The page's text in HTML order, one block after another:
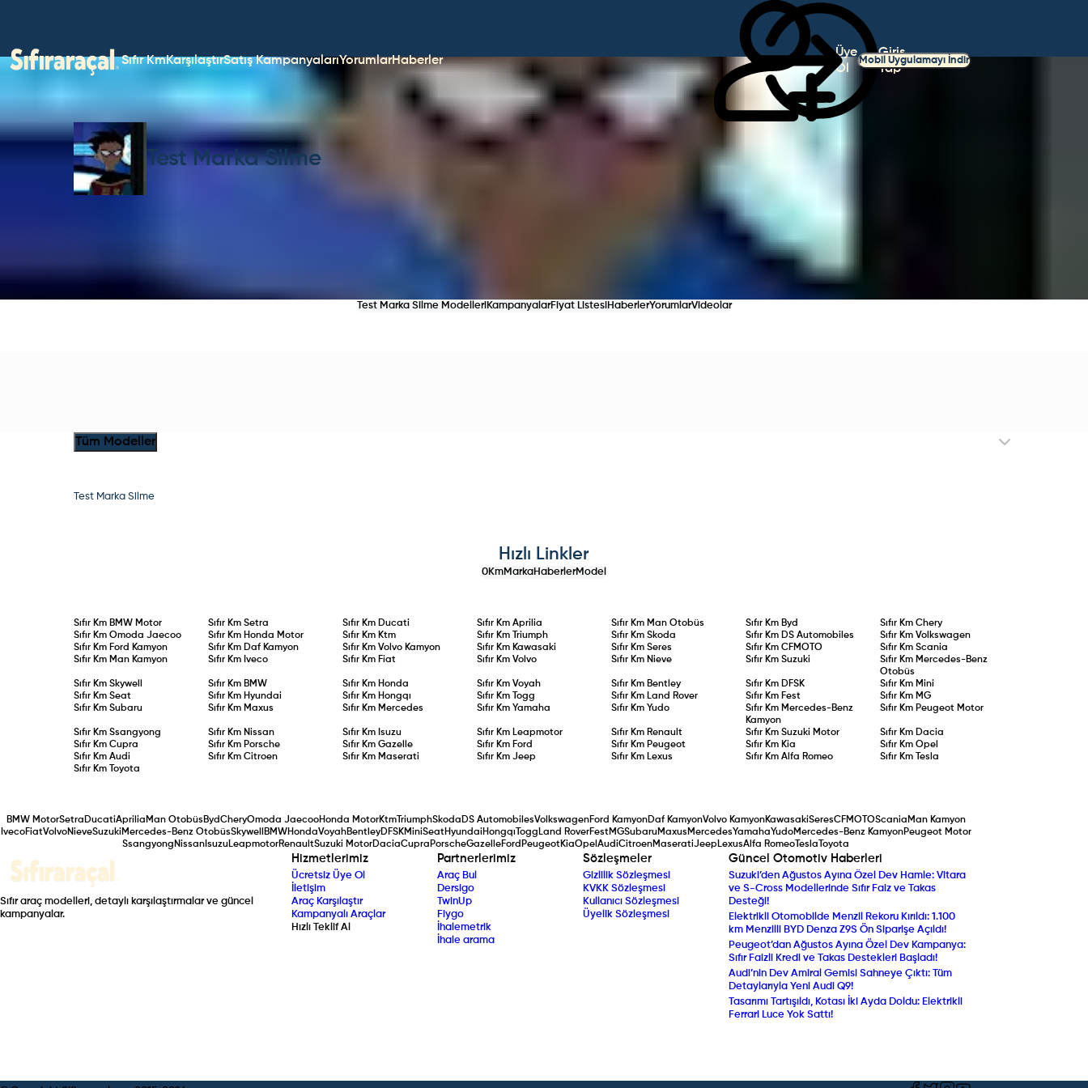
Sıfır KmKarşılaştırSatış KampanyalarıYorumlarHaberler
Üye
Ol
Giriş
Yap
Mobil Uygulamayı İndir
Test Marka Silme
Test Marka Silme Modelleri KampanyalarFiyat Listesi HaberlerYorumlarVideolar
Tüm Modeller
Test Marka Silme
Hızlı Linkler
0KmMarkaHaberlerModel
Sıfır Km BMW Motor Sıfır KmSetra Sıfır Km Ducati Sıfır Km Aprilia Sıfır Km Man Otobüs Sıfır Km Byd Sıfır Km Chery
Sıfır KmOmoda Jaecoo Sıfır Km Honda Motor Sıfır Km Ktm Sıfır Km Triumph Sıfır Km Skoda Sıfır Km DS Automobiles Sıfır Km Volkswagen
Sıfır Km Ford Kamyon Sıfır Km Daf Kamyon Sıfır KmVolvo Kamyon Sıfır Km Kawasaki Sıfır Km Seres Sıfır Km CFMOTO Sıfır Km Scania
Sıfır Km Man Kamyon Sıfır Km Iveco Sıfır Km Fiat Sıfır Km Volvo Sıfır Km Nieve Sıfır Km Suzuki Sıfır Km Mercedes-Benz
Otobüs
Sıfır KmSkywell Sıfır Km BMW Sıfır Km Honda Sıfır Km Voyah Sıfır Km Bentley Sıfır Km DFSK Sıfır Km Mini
Sıfır KmSeat Sıfır Km Hyundai Sıfır Km Hongqı Sıfır Km Togg Sıfır Km Land Rover Sıfır Km Fest Sıfır Km MG
Sıfır KmSubaru Sıfır Km Maxus Sıfır Km Mercedes Sıfır Km Yamaha Sıfır Km Yudo Sıfır Km Mercedes-Benz
Kamyon
Sıfır Km Peugeot Motor
Sıfır KmSsangyong Sıfır Km Nissan Sıfır Km Isuzu Sıfır Km Leapmotor Sıfır Km Renault Sıfır Km Suzuki Motor Sıfır Km Dacia
Sıfır KmCupra Sıfır Km Porsche Sıfır KmGazelle Sıfır Km Ford Sıfır Km Peugeot Sıfır Km Kia Sıfır Km Opel
Sıfır KmAudi Sıfır KmCitroen Sıfır Km Maserati Sıfır Km Jeep Sıfır Km Lexus Sıfır Km Alfa Romeo Sıfır Km
Tesla
Sıfır Km
Toyota
BMW MotorSetra DucatiAprilia Man Otobüs BydCheryOmoda JaecooHonda MotorKtmTriumphSkoda DS AutomobilesVolkswagenFord KamyonDaf KamyonVolvo KamyonKawasakiSeresCFMOTOScania Man Kamyon
IvecoFiatVolvoNieveSuzuki Mercedes-Benz OtobüsSkywell BMWHondaVoyahBentleyDFSKMiniSeatHyundai Hongqı Togg Land RoverFestMGSubaruMaxus MercedesYamahaYudoMercedes-Benz KamyonPeugeot Motor
Ssangyong Nissan IsuzuLeapmotorRenaultSuzuki MotorDaciaCupra PorscheGazelleFord PeugeotKiaOpel AudiCitroenMaseratiJeep LexusAlfa Romeo Tesla Toyota
Sıfır araç modelleri, detaylı karşılaştırmalar ve güncel
kampanyalar.
Hizmetlerimiz
Ücretsiz Üye Ol
İletişim
Araç Karşılaştır
Kampanyalı Araçlar
Hızlı Teklif Al
Partnerlerimiz
Araç Bul
Dersigo
TwinUp
Fiygo
İhalemetrik
İhale arama
Sözleşmeler
Gizlilik Sözleşmesi
KVKK Sözleşmesi
Kullanıcı Sözleşmesi
Üyelik Sözleşmesi
Güncel Otomotiv Haberleri
Suzuki’den Ağustos Ayına Özel Dev Hamle: Vitara
ve S-Cross Modellerinde Sıfır Faiz ve Takas
Desteği!
Elektrikli Otomobilde Menzil Rekoru Kırıldı: 1.100
km Menzilli BYD Denza Z9S Ön Siparişe Açıldı!
Peugeot’dan Ağustos Ayına Özel Dev Kampanya:
Sıfır Faizli Kredi ve Takas Destekleri Başladı!
Audi’nin Dev Amiral Gemisi Sahneye Çıktı: Tüm
Detaylarıyla Yeni Audi Q9!
Tasarımı Tartışıldı, Kotası İki Ayda Doldu: Elektrikli
Ferrari Luce Yok Sattı!